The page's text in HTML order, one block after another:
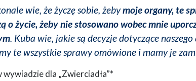
wie, że życzę sobie, żebymoje organy, te
o życie, żeby nie stosowano wobec mnie
. Kuba wie, jakie są decyzje dotyczące
te wszystkie sprawy omówione i mamy je
wywiadzie dla „Zwierciadła”*